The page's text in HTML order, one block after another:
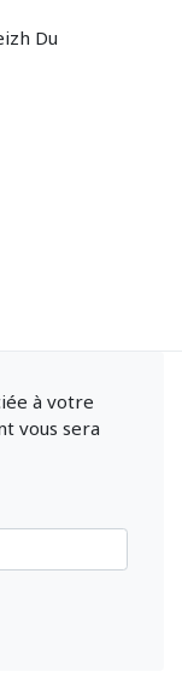
à votre
vous sera